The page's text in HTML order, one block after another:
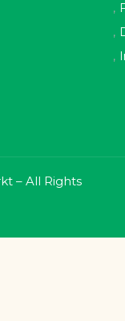
– All Rights